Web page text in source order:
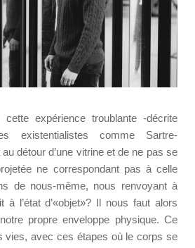
expérience troublante -décrite
existentialistes comme Sartre-
détour d’une vitrine et de ne pas se
ne correspondant pas à celle
de nous-même, nous renvoyant à
à l’état d’«objet»? Il nous faut alors
propre enveloppe physique. Ce
vies, avec ces étapes où le corps se